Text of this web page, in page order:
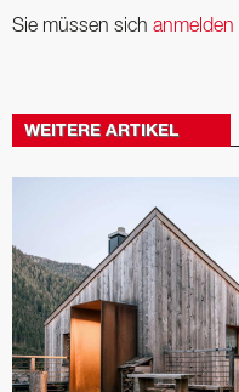
Sie müssen sich anmelden
WEITERE ARTIKEL